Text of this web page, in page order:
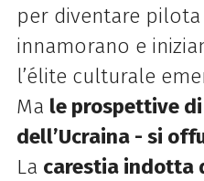
per diventare pilota
innamorano e
l’élite culturale
Ma le prospettive di
dell’Ucraina - si
La carestia indotta